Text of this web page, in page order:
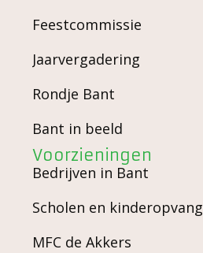
Feestcommissie
Jaarvergadering
Rondje Bant
Bant in beeld
Voorzieningen
Bedrijven in Bant
Scholen en kinderopvang
MFC de Akkers